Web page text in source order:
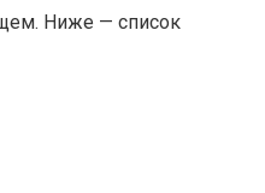
Ниже — список